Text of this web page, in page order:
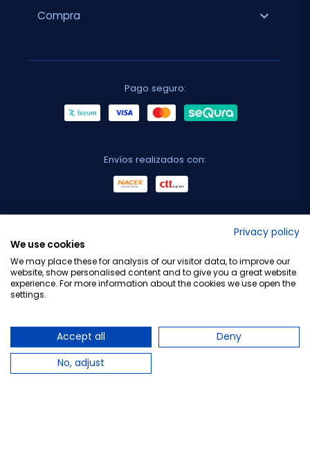
Compra expand_more
Pago seguro:
Envíos realizados con:
Privacy policy
We use cookies
We may place these for analysis of our visitor data, to improve our
website, show personalised content and to give you a great website
experience. For more information about the cookies we use open the
settings.
Accept all
Deny
No, adjust